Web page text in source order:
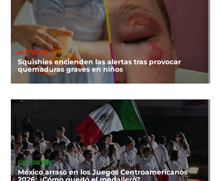
NOTICIAS
Squishies encienden las alertas tras provocar
quemaduras graves en niños
DEPORTES
México arrasó en los Juegos Centroamericanos